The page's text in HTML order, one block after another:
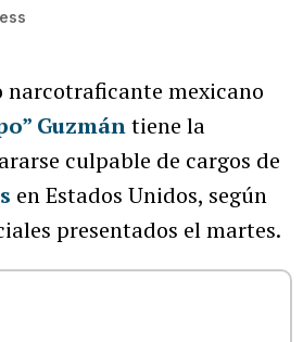
mexicano
Guzmántiene la
culpable de cargos de
en Estados Unidos, según
presentados el martes.